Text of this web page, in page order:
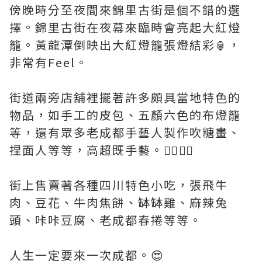
傍晚時分至夜間來錦里古街是個不錯的選
擇。錦里古街在夜幕來臨時會亮起大紅燈
籠。黃龍潭倒映出大紅燈籠張燈結彩🏮，
非常有Feel。
街道兩旁店舖裡擺著許多頗具當地特色的
物品，如手工的皮包、五顏六色的布燈籠
等，還有眾多老成都手藝人製作吹糖畫、
捏面人等等，高超既手藝。👍🏻👍🏻
街上售賣著各種四川特色小吃，張飛牛
肉、豆花、牛肉焦餅、缽缽雞、麻辣兔
頭、咔咔豆腐、老成都春捲等等。
人生一定要來一次成都。😍